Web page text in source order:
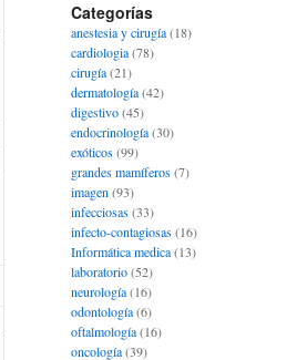
Categorías
anestesia y cirugía(18)
cardiologia(78)
cirugía(21)
dermatología(42)
digestivo(45)
endocrinología(30)
exóticos(99)
grandes mamíferos(7)
imagen (93)
infecciosas(33)
infecto-contagiosas(16)
Informática medica(13)
laboratorio(52)
neurología(16)
odontología(6)
oftalmología(16)
oncología(39)